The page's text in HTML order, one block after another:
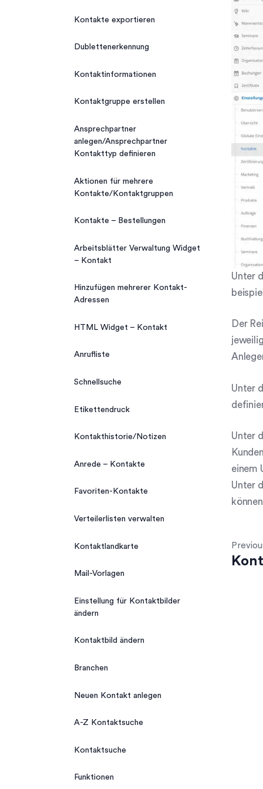
Kontakte exportieren
Dublettenerkennung
Kontaktinformationen
Kontaktgruppe erstellen
Ansprechpartner
anlegen/Ansprechpartner
Kontakttyp definieren
Aktionen für mehrere
Kontakte/Kontaktgruppen
Kontakte – Bestellungen
Arbeitsblätter Verwaltung Widget
– Kontakt
Hinzufügen mehrerer Kontakt-
Adressen
HTML Widget – Kontakt
Anrufliste
Schnellsuche
Etikettendruck
Kontakthistorie/Notizen
Anrede – Kontakte
Favoriten-Kontakte
Verteilerlisten verwalten
Kontaktlandkarte
Mail-Vorlagen
Einstellung für Kontaktbilder
ändern
Kontaktbild ändern
Branchen
Neuen Kontakt anlegen
A-Z Kontaktsuche
Kontaktsuche
Funktionen
Unter
Der
Unter
Unter
einem
Unter